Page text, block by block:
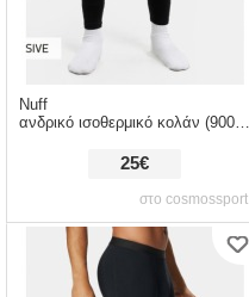
στο cosmossport
Nuff
ανδρικό ισοθερμικό κολάν (9000108038_1469)
25€